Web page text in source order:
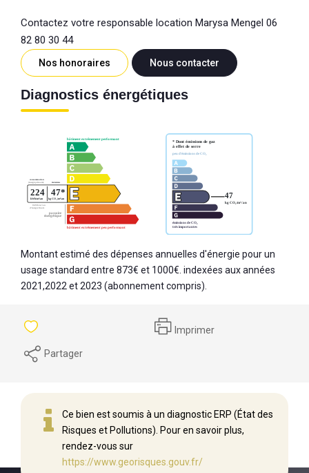
Contactez votre responsable location Marysa Mengel 06
82 80 30 44
Nos honoraires Nous contacter
Diagnostics énergétiques
Montant estimé des dépenses annuelles d'énergie pour un
usage standard entre 873€ et 1000€. indexées aux années
2021,2022 et 2023 (abonnement compris).
Imprimer
Partager
Ce bien est soumis à un diagnostic ERP (État des
Risques et Pollutions). Pour en savoir plus,
rendez-vous sur
https://www.georisques.gouv.fr/